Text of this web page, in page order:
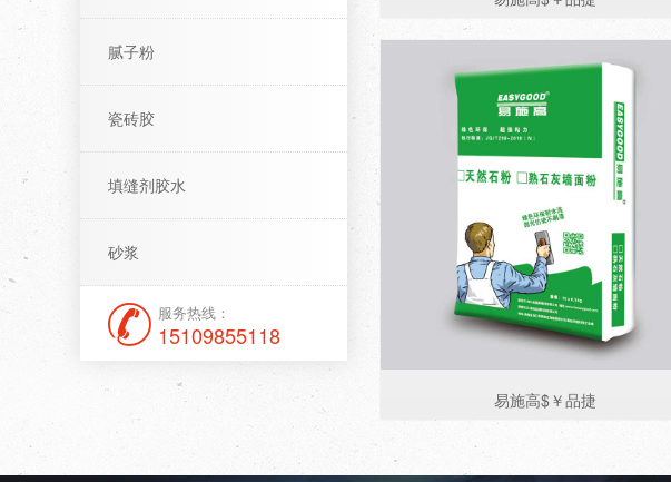
腻子粉
瓷砖胶
填缝剂胶水
砂浆
服务热线：
15109855118
易施高$￥品捷